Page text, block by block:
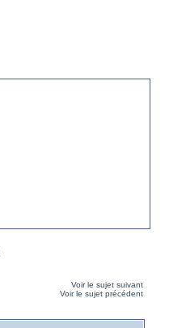
Voir le sujet suivant
Voir le sujet précédent